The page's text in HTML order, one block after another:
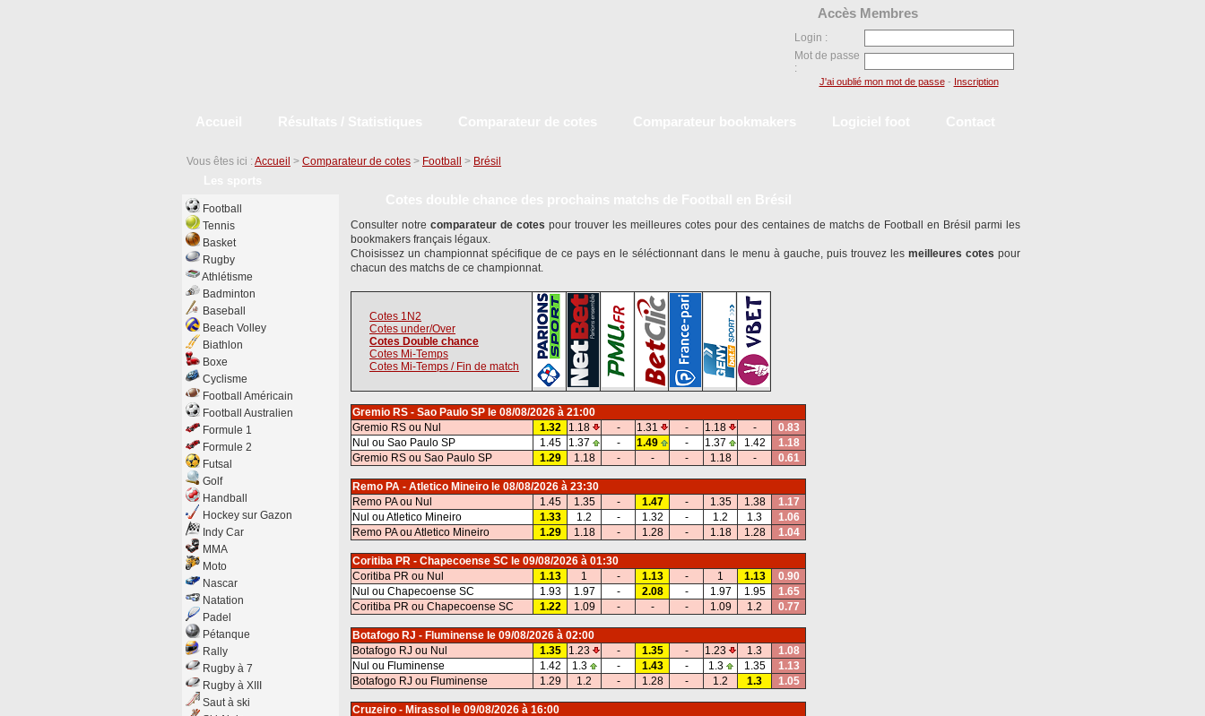
Vous êtes ici : Accueil > Comparateur de cotes > Football > Brésil
Consulter notre comparateur de cotes pour trouver les meilleures cotes pour des centaines de matchs de Football en Brésil parmi les
bookmakers français légaux.
Choisissez un championnat spécifique de ce pays en le séléctionnant dans le menu à gauche, puis trouvez les meilleures cotes pour
chacun des matchs de ce championnat.
Cotes 1N2
Cotes under/Over
Cotes Double chance
Cotes Mi-Temps
Cotes Mi-Temps / Fin de match
Gremio RS - Sao Paulo SP le 08/08/2026 à 21:00
Gremio RS ou Nul
1.32 1.18 - 1.31 - 1.18 -
0.83
Nul ou Sao Paulo SP
1.45 1.37 - 1.49 - 1.37 1.42
1.18
Gremio RS ou Sao Paulo SP
1.29 1.18 - - - 1.18 - 0.61
Remo PA - Atletico Mineiro le 08/08/2026 à 23:30
Remo PA ou Nul
1.45 1.35 - 1.47 - 1.35 1.38
1.17
Nul ou Atletico Mineiro
1.33 1.2 - 1.32 - 1.2 1.3
1.06
Remo PA ou Atletico Mineiro
1.29 1.18 - 1.28 - 1.18 1.28 1.04
Coritiba PR - Chapecoense SC le 09/08/2026 à 01:30
Coritiba PR ou Nul
1.13 1 - 1.13 - 1 1.13
0.90
Nul ou Chapecoense SC
1.93 1.97 - 2.08 - 1.97 1.95
1.65
Coritiba PR ou Chapecoense SC
1.22 1.09 - - - 1.09 1.2 0.77
Botafogo RJ - Fluminense le 09/08/2026 à 02:00
Botafogo RJ ou Nul
1.35 1.23 - 1.35 - 1.23 1.3
1.08
Nul ou Fluminense
1.42 1.3 - 1.43 - 1.3 1.35
1.13
Botafogo RJ ou Fluminense
1.29 1.2 - 1.28 - 1.2 1.3 1.05
Cruzeiro - Mirassol
le 09/08/2026 à 16:00
Football
Tennis
Basket
Rugby
Athlétisme
Badminton
Baseball
Beach Volley
Biathlon
Boxe
Cyclisme
Football Américain
Football Australien
Formule 1
Formule 2
Futsal
Golf
Handball
Hockey sur Gazon
Indy Car
MMA
Moto
Nascar
Natation
Padel
Pétanque
Rally
Rugby à 7
Rugby à XIII
Saut à ski
Accès Membres
Login :
Mot de passe
:
J'ai oublié mon mot de passe- Inscription